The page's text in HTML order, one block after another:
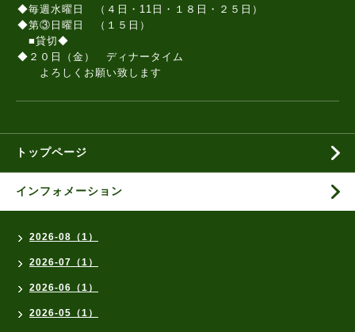
◆毎週水曜日 （４日・11日・１８日・２５日）
◆第③日曜日 （１５日）
■貸切◆
◆２０日（金） ディナータイム
よろしくお願い致します
トップページ
インフォメーション
2026-08（1）
2026-07（1）
2026-06（1）
2026-05（1）